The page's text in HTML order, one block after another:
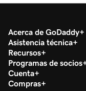
Acerca de GoDaddy
Asistencia técnica
Recursos
Programas de socios
Cuenta
Compras